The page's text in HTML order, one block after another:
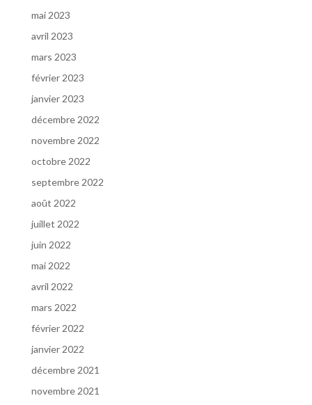
mai 2023
avril 2023
mars 2023
février 2023
janvier 2023
décembre 2022
novembre 2022
octobre 2022
septembre 2022
août 2022
juillet 2022
juin 2022
mai 2022
avril 2022
mars 2022
février 2022
janvier 2022
décembre 2021
novembre 2021